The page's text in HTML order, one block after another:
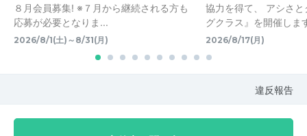
８月会員募集! ※７月から継続される方も
応募が必要となりま...
2026/8/1(土)～8/31(月)
協力を得て、 アシさ
グクラス』を開催し
2026/8/17(月)
違反報告